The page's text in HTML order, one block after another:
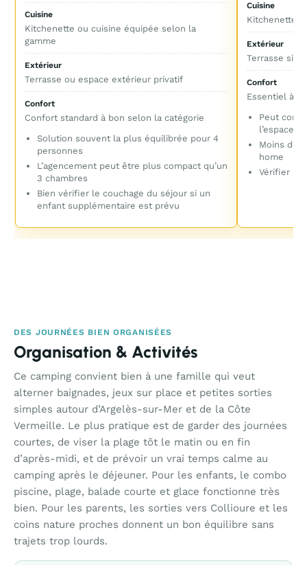
Cuisine
Kitchenette ou cuisine équipée selon la
gamme
Extérieur
Terrasse ou espace extérieur privatif
Confort
Confort standard à bon selon la catégorie
Solution souvent la plus équilibrée pour 4
personnes
L’agencement peut être plus compact qu’un
3 chambres
Bien vérifier le couchage du séjour si un
enfant supplémentaire est prévu
Cuisine
Kitchenette
Extérieur
Terrasse
Confort
Essentiel à
Peut
l’espace
Moins de
home
Vérifier la
DES JOURNÉES BIEN ORGANISÉES
Organisation & Activités
Ce camping convient bien à une famille qui veut
alterner baignades, jeux sur place et petites sorties
simples autour d’Argelès-sur-Mer et de la Côte
Vermeille. Le plus pratique est de garder des journées
courtes, de viser la plage tôt le matin ou en fin
d’après-midi, et de prévoir un vrai temps calme au
camping après le déjeuner. Pour les enfants, le combo
piscine, plage, balade courte et glace fonctionne très
bien. Pour les parents, les sorties vers Collioure et les
coins nature proches donnent un bon équilibre sans
trajets trop lourds.